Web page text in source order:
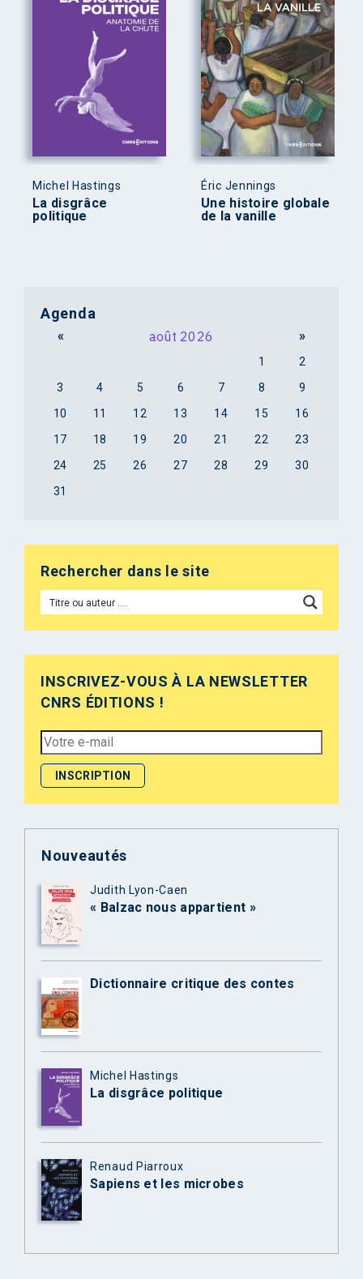
Michel Hastings
La disgrâce
politique
Éric Jennings
Une histoire globale
de la vanille
Agenda
« août 2026 »
1
2
3
4 5 6 7 8
9
10
11 12 13 14 15
16
17
18 19 20 21 22
23
24
25 26 27 28 29
30
31
Rechercher dans le site
INSCRIVEZ-VOUS À LA NEWSLETTER
CNRS ÉDITIONS !
Nouveautés
Judith Lyon-Caen
« Balzac nous appartient »
Dictionnaire critique des contes
Michel Hastings
La disgrâce politique
Renaud Piarroux
Sapiens et les microbes